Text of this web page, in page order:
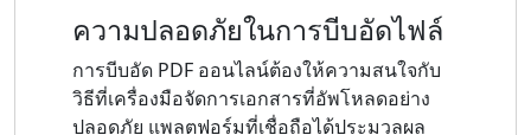
ความปลอดภัยในการบีบอัดไฟล์
การบีบอัด PDF ออนไลน์ต้องให้ความสนใจกับ
วิธีที่เครื่องมือจัดการเอกสารที่อัพโหลดอย่าง
ปลอดภัย แพลตฟอร์มที่เชื่อถือได้ประมวลผล